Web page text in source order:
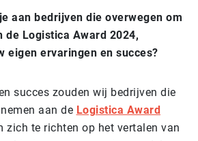
aan bedrijven die overwegen om
de Logistica Award 2024,
eigen ervaringen en succes?
succes zouden wij bedrijven die
aan de Logistica Award
zich te richten op het vertalen van